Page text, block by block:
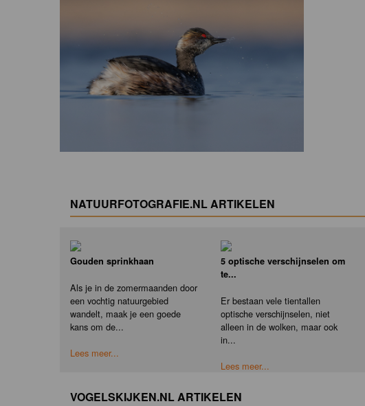
NATUURFOTOGRAFIE.NL ARTIKELEN
Gouden sprinkhaan
Als je in de zomermaanden door
een vochtig natuurgebied
wandelt, maak je een goede
kans om de...
Lees meer...
5 optische verschijnselen om
te...
Er bestaan vele tientallen
optische verschijnselen, niet
alleen in de wolken, maar ook
in...
Lees meer...
VOGELSKIJKEN.NL ARTIKELEN